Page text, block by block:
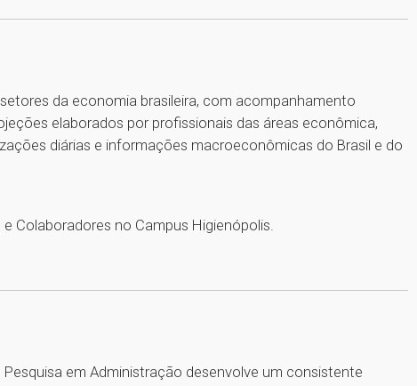
da economia brasileira, com acompanhamento
elaborados por profissionais das áreas econômica,
diárias e informações macroeconômicas do Brasil e do
Colaboradores no Campus Higienópolis.
em Administração desenvolve um consistente